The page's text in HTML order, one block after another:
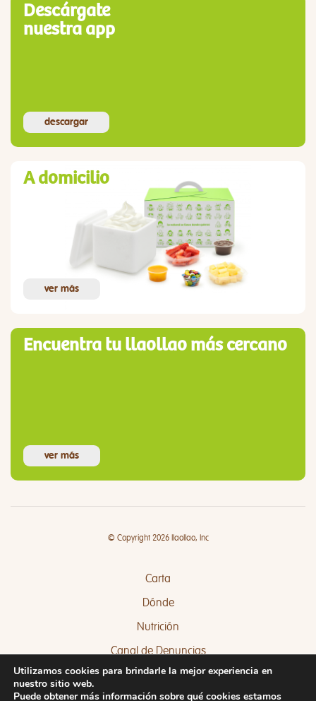
Descárgate
nuestra app
descargar
A domicilio
ver más
Encuentra tu llaollao más cercano
ver más
© Copyright 2026 llaollao, Inc
Carta
Dónde
Nutrición
Canal de Denuncias
Quejas y Sugerencias
Utilizamos cookies para brindarle la mejor experiencia en
nuestro sitio web.
Puede obtener más información sobre qué cookies estamos